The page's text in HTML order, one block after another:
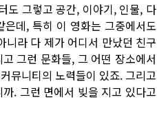
도 그렇고 공간, 이야기, 인물, 다
데, 특히 이 영화는 그중에서도
라 다 제가 어디서 만났던 친구
그런 문화들, 그 어떤 장소에서
뮤니티의 노력들이 있죠. 그리고
. 그런 면에서 빚을 지고 있다고